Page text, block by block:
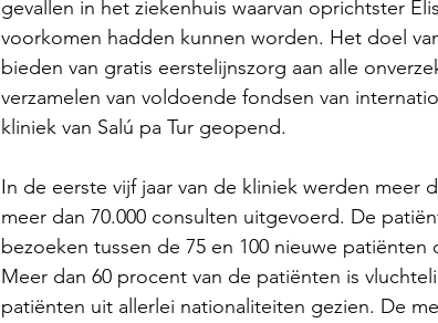
gevallen in het ziekenhuis waarvan oprichtster
voorkomen hadden kunnen worden. Het doel
bieden van gratis eerstelijnszorg aan alle
verzamelen van voldoende fondsen van
kliniek van Salú pa Tur geopend.
In de eerste vijf jaar van de kliniek werden meer
meer dan 70.000 consulten uitgevoerd. De
bezoeken tussen de 75 en 100 nieuwe patiënten
Meer dan 60 procent van de patiënten is
patiënten uit allerlei nationaliteiten gezien. De